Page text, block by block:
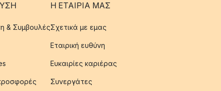
& Συμβουλές
Η ΕΤΑΊΡΙΑ ΜΑΣ
Σχετικά με εμας
Εταιρική ευθύνη
Ευκαιρίες καριέρας
Συνεργάτες